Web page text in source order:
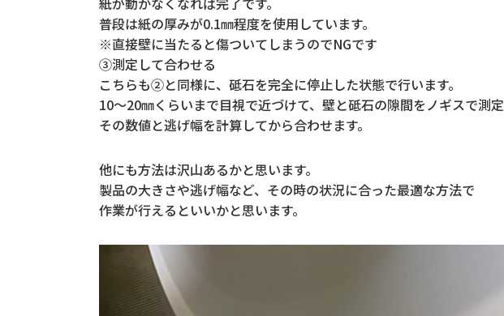
普段は紙の厚みが0.1㎜程度を使用しています。
※直接壁に当たると傷ついてしまうのでNGです
③測定して合わせる
こちらも②と同様に、砥石を完全に停止した状態で行います。
10～20㎜くらいまで目視で近づけて、壁と砥石の隙間をノギスで測定
その数値と逃げ幅を計算してから合わせます。
他にも方法は沢山あるかと思います。
製品の大きさや逃げ幅など、その時の状況に合った最適な方法で
作業が行えるといいかと思います。